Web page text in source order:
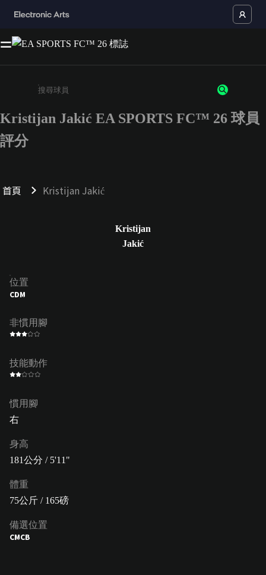
請輸入至少 3 個字元或數字
Kristijan Jakić EA SPORTS FC™ 26 球員
評分
首頁 Kristijan Jakić
Kristijan
Jakić
位置
CDM
非慣用腳
技能動作
慣用腳
右
身高
181公分 / 5'11"
體重
75公斤 / 165磅
備選位置
CMCB